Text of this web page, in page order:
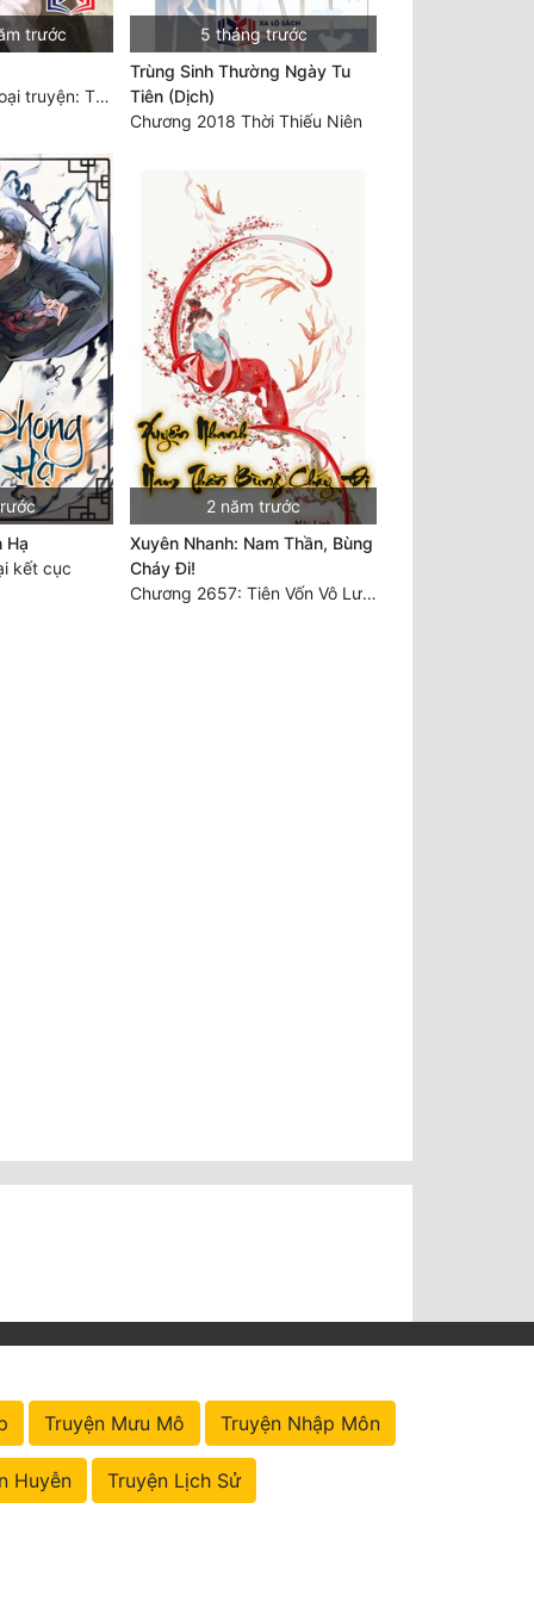
trước
Chương 598: Ngoại truyện: Tiểu Tiểu Ký
5 tháng trước
Trùng Sinh Thường Ngày Tu
Tiên (Dịch)
Chương 2018 Thời Thiếu Niên
Hạ
kết cục
2 năm trước
Xuyên Nhanh: Nam Thần, Bùng
Cháy Đi!
Chương 2657: Tiên Vốn Vô Lương (15). HẾT.
Truyện Mưu Mô Truyện Nhập Môn
Huyễn Truyện Lịch Sử